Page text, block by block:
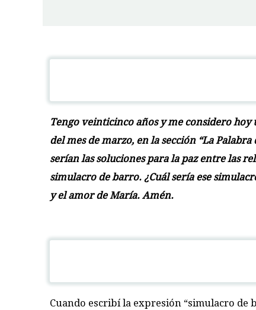
Tengo veinticinco años y me considero
del mes de marzo, en la sección “La
serían las soluciones para la paz entre las
simulacro de barro. ¿Cuál sería ese
y el amor de María. Amén.
Cuando escribí la expresión “simulacro de